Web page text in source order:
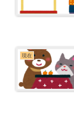
現在